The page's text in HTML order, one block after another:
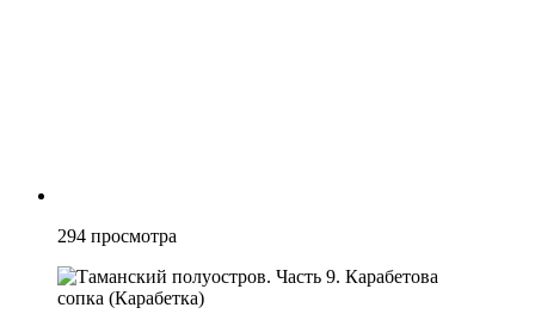
294 просмотра